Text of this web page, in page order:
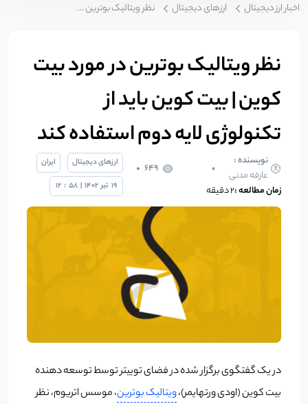
اخبار ارز دیجیتال ارزهای دیجیتال نظر ویتالیک بوترین در مورد بیت کوین | بیت کوین باید از تکنولوژی لایه دوم استفاده کند
نظر ویتالیک بوترین در مورد بیت
کوین | بیت کوین باید از
تکنولوژی لایه دوم استفاده کند
نویسنده :
عارفه مدنی
649
زمان مطالعه :۲ دقیقه
ارزهای دیجیتال
ایران
19 تیر 1402
|
58
:
12
در یک گفتگوی برگزار شده در فضای توییتر توسط توسعه دهنده
بیت کوین (اودی ورتهایمر)،ویتالیک بوترین، موسس اتریوم، نظر